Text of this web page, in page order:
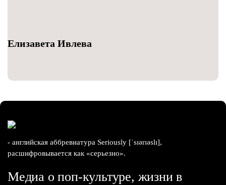
Елизавета Ивлева
- английская аббревиатура Seriously [ˈsɪərɪəslɪ],
расшифровывается как «серьезно».
Медиа о поп-культуре, жизни в